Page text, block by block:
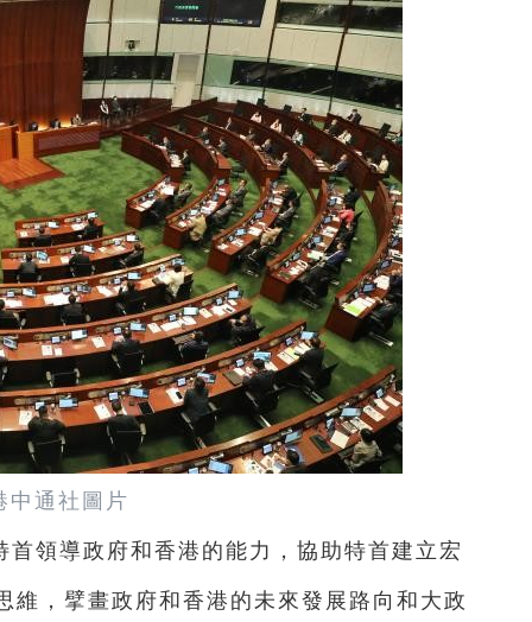
中通社圖片
領導政府和香港的能力，協助特首建立宏
維，擘畫政府和香港的未來發展路向和大政